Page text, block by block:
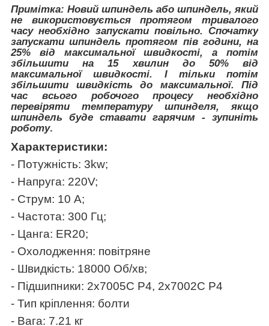
Примітка: Новий шпиндель або шпиндель, який
не використовується протягом тривалого
часу необхідно запускати повільно. Спочатку
запускати шпиндель протягом пів години, на
25% від максимальної швидкості, а потім
збільшити на 15 хвилин до 50% від
максимальної швидкості. І тільки потім
збільшити швидкість до максимальної. Під
час всього робочого процесу необхідно
перевіряти температуру шпинделя, якщо
шпиндель буде ставати гарячим - зупиніть
роботу.
Характеристики:
- Потужність: 3kw;
- Напруга: 220V;
- Струм: 10 А;
- Частота: 300 Гц;
- Цанга: ER20;
- Охолодження: повітряне
- Швидкість: 18000 Об/хв;
- Підшипники: 2х7005С P4, 2х7002С P4
- Тип кріплення: болти
- Вага: 7.21 кг